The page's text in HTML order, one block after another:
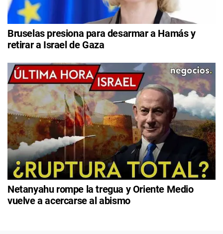
Bruselas presiona para desarmar a Hamás y
retirar a Israel de Gaza
Netanyahu rompe la tregua y Oriente Medio
vuelve a acercarse al abismo